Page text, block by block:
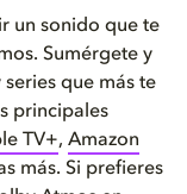
un sonido que te
Sumérgete y
que más te
principales
TV+, Amazon
más. Si prefieres